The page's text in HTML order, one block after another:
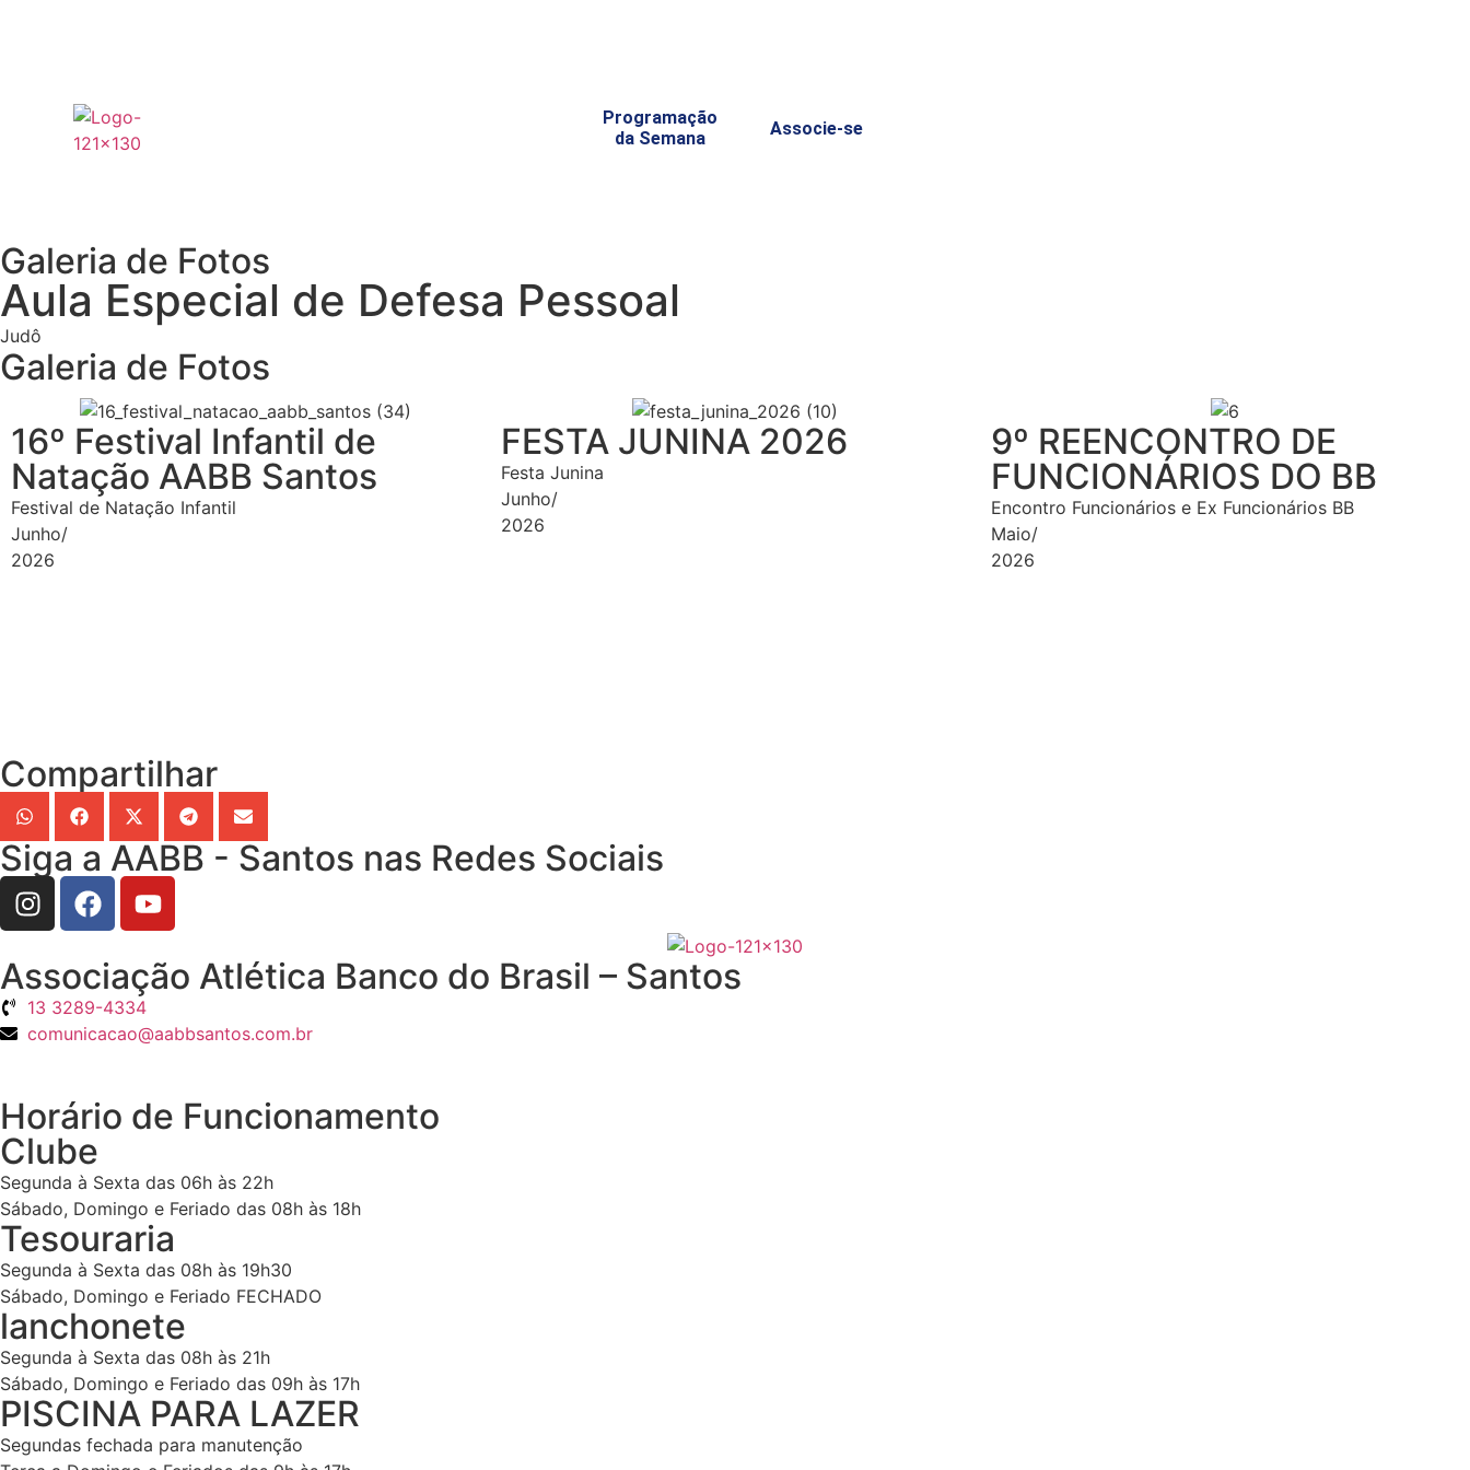
Programação
da Semana
Associe-se
Galeria de Fotos
Aula Especial de Defesa Pessoal
Judô
Galeria de Fotos
16º Festival Infantil de
Natação AABB Santos
Festival de Natação Infantil
Junho/
2026
FESTA JUNINA 2026
Festa Junina
Junho/
2026
9º REENCONTRO DE
FUNCIONÁRIOS DO BB
Encontro Funcionários e Ex Funcionários BB
Maio/
2026
Compartilhar
Siga a AABB - Santos nas Redes Sociais
Associação Atlética Banco do Brasil – Santos
13 3289-4334
comunicacao@aabbsantos.com.br
Horário de Funcionamento
Clube
Segunda à Sexta das 06h às 22h
Sábado, Domingo e Feriado das 08h às 18h
Tesouraria
Segunda à Sexta das 08h às 19h30
Sábado, Domingo e Feriado FECHADO
lanchonete
Segunda à Sexta das 08h às 21h
Sábado, Domingo e Feriado das 09h às 17h
PISCINA PARA LAZER
Segundas fechada para manutenção